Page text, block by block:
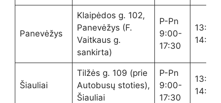
Panevėžys
Klaipėdos g. 102,
Panevėžys (F.
Vaitkaus g.
sankirta)
P-Pn
9:00-
17:30
13:20-
14:00
Šiauliai
Tilžės g. 109 (prie
Autobusų stoties),
Šiauliai
P-Pn
9:00-
17:30
13:20-
14:00